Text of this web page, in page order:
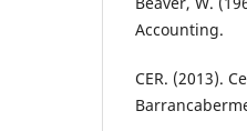
Accounting.
CER. (2013).